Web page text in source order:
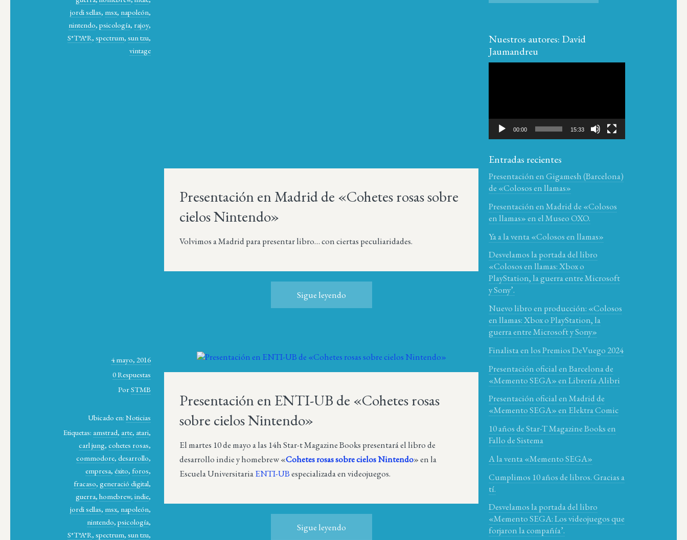
jordi sellas, msx, napoleón,
nintendo,psicología, rajoy,
S*T*A*R,spectrum,sun tzu,
vintage
Presentación en Madrid de «Cohetes rosas sobre
cielos Nintendo»
Volvimos a Madrid para presentar libro… con ciertas peculiaridades.
Sigue leyendo
4 mayo, 2016
0 Respuestas
PorSTMB
Ubicado en:Noticias
Etiquetas: amstrad, arte, atari,
carl jung,cohetes rosas,
commodore,desarrollo,
empresa,éxito, foros,
fracaso,generació digital,
guerra,homebrew,indie,
jordi sellas, msx, napoleón,
nintendo,psicología,
S*T*A*R,spectrum,sun tzu,
Presentación en ENTI-UB de «Cohetes rosas
sobre cielos Nintendo»
El martes 10 de mayo a las 14h Star-t Magazine Books presentará el libro de
desarrollo indie y homebrew «Cohetes rosas sobre cielos Nintendo» en la
Escuela UniversitariaENTI-UBespecializada en videojuegos.
Sigue leyendo
Nuestros autores: David
Jaumandreu
00:00 15:33
Entradas recientes
Presentación en Gigamesh (Barcelona)
de «Colosos en llamas»
Presentación en Madrid de «Colosos
en llamas» en el Museo OXO.
Ya a la venta «Colosos en llamas»
Desvelamos la portada del libro
«Colosos en llamas: Xbox o
PlayStation, la guerra entre Microsoft
y Sony’.
Nuevo libro en producción: «Colosos
en llamas: Xbox o PlayStation, la
guerra entre Microsoft y Sony»
Finalista en los Premios DeVuego 2024
Presentación oficial en Barcelona de
«Memento SEGA» en Librería Alibri
Presentación oficial en Madrid de
«Memento SEGA» en Elektra Comic
10 años de Star-T Magazine Books en
Fallo de Sistema
A la venta «Memento SEGA»
Cumplimos 10 años de libros. Gracias a
tí.
Desvelamos la portada del libro
«Memento SEGA: Los videojuegos que
forjaron la compañía’.